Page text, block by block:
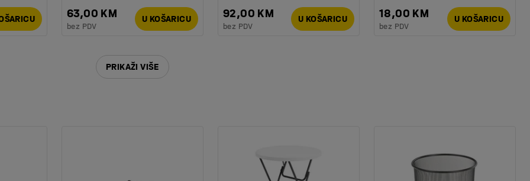
63,00 KM
bez PDV
U KOŠARICU 92,00 KM
bez PDV
U KOŠARICU 18,00 KM
bez PDV
U KOŠARICU
PRIKAŽI VIŠE